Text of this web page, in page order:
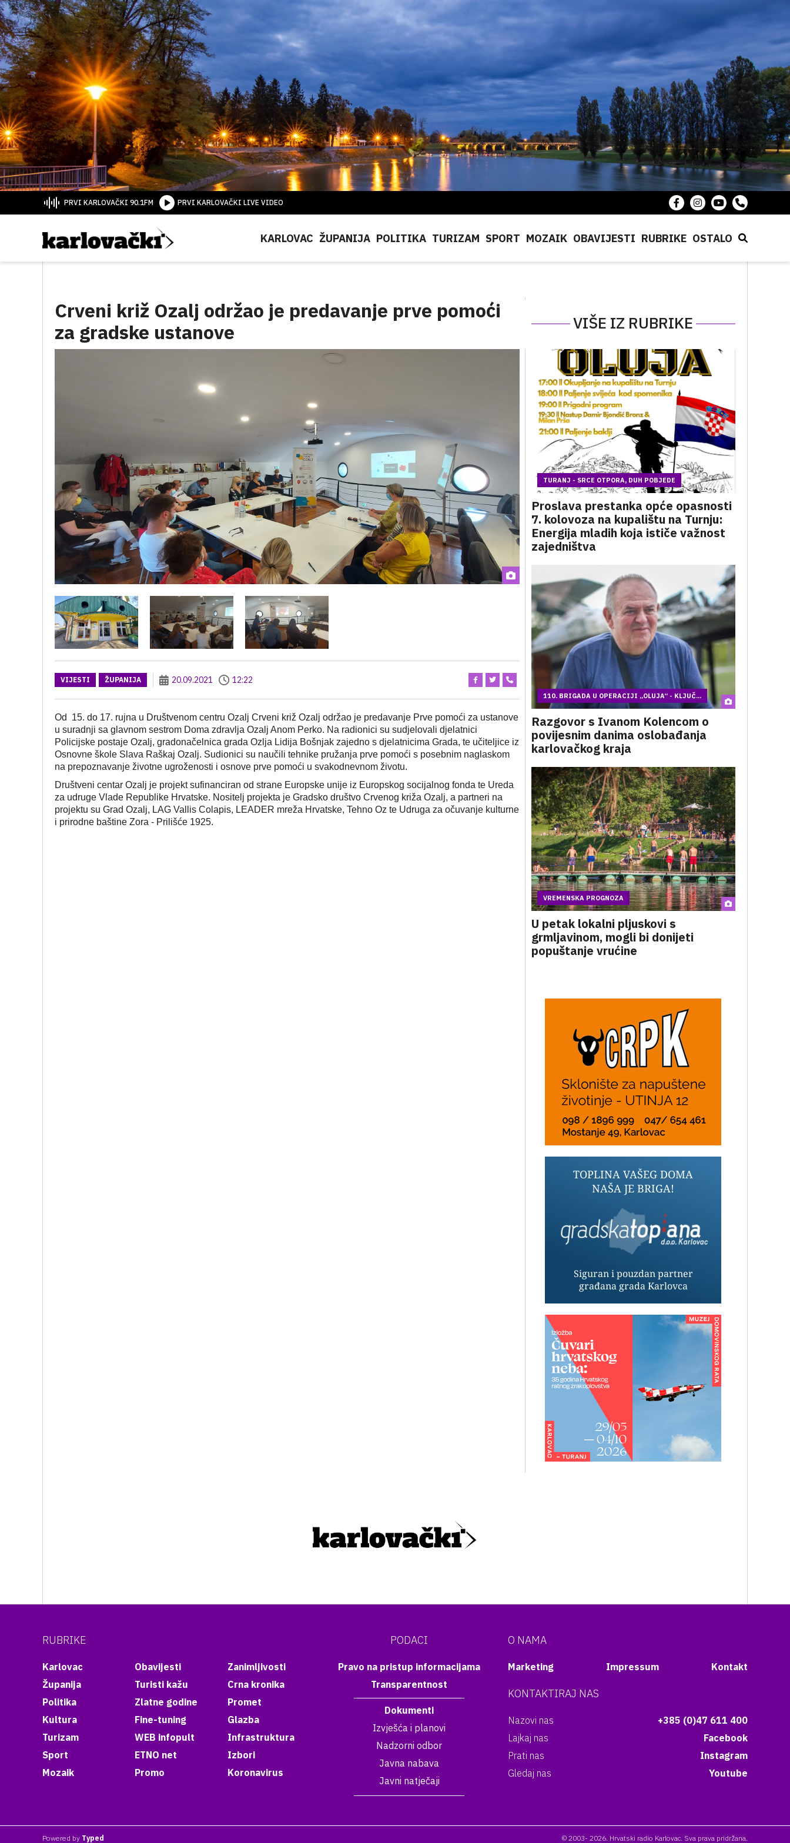
PRVI KARLOVAČKI 90.1FM PRVI KARLOVAČKI LIVE VIDEO
KARLOVAC ŽUPANIJA POLITIKA TURIZAM SPORT MOZAIK OBAVIJESTI RUBRIKE OSTALO
Crveni križ Ozalj održao je predavanje prve pomoći
za gradske ustanove
VIŠE IZ RUBRIKE
VIJESTI ŽUPANIJA 20.09.2021 12:22
Od 15. do 17. rujna u Društvenom centru Ozalj Crveni križ Ozalj održao je predavanje Prve pomoći za ustanove
u suradnji sa glavnom sestrom Doma zdravlja Ozalj Anom Perko. Na radionici su sudjelovali djelatnici
Policijske postaje Ozalj, gradonačelnica grada Ozlja Lidija Bošnjak zajedno s djelatnicima Grada, te učiteljice iz
Osnovne škole Slava Raškaj Ozalj. Sudionici su naučili tehnike pružanja prve pomoći s posebnim naglaskom
na prepoznavanje životne ugroženosti i osnove prve pomoći u svakodnevnom životu.
Društveni centar Ozalj je projekt sufinanciran od strane Europske unije iz Europskog socijalnog fonda te Ureda
za udruge Vlade Republike Hrvatske. Nositelj projekta je Gradsko društvo Crvenog križa Ozalj, a partneri na
projektu su Grad Ozalj, LAG Vallis Colapis, LEADER mreža Hrvatske, Tehno Oz te Udruga za očuvanje kulturne
i prirodne baštine Zora - Prilišće 1925.
TURANJ - SRCE OTPORA, DUH POBJEDE
Proslava prestanka opće opasnosti
7. kolovoza na kupalištu na Turnju:
Energija mladih koja ističe važnost
zajedništva
110. BRIGADA U OPERACIJI „OLUJA“ - KLJUČ...
Razgovor s Ivanom Kolencom o
povijesnim danima oslobađanja
karlovačkog kraja
VREMENSKA PROGNOZA
U petak lokalni pljuskovi s
grmljavinom, mogli bi donijeti
popuštanje vrućine
RUBRIKE
Karlovac
Županija
Politika
Kultura
Turizam
Sport
Mozaik
Obavijesti
Turisti kažu
Zlatne godine
Fine-tuning
WEB infopult
ETNO net
Promo
Zanimljivosti
Crna kronika
Promet
Glazba
Infrastruktura
Izbori
Koronavirus
PODACI
Pravo na pristup informacijama
Transparentnost
Dokumenti
Izvješća i planovi
Nadzorni odbor
Javna nabava
Javni natječaji
O NAMA
Marketing Impressum Kontakt
KONTAKTIRAJ NAS
Nazovi nas
+385 (0)47 611 400
Lajkaj nas
Facebook
Prati nas
Instagram
Gledaj nas
Youtube
Powered by Typed © 2003- 2026. Hrvatski radio Karlovac. Sva prava pridržana.